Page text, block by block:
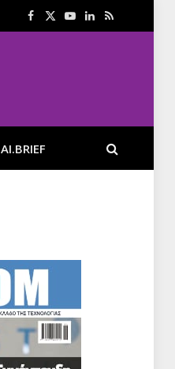
Facebook
X
YouTube
LinkedIn
RSS
AI.BRIEF